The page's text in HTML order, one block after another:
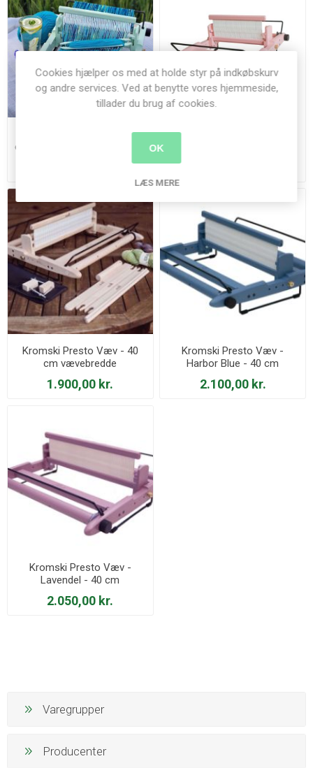
Kromski Presto Væv - 25
cm vævebredde - Mintgrøn -
Kromski Presto Væv - 25
Kromski Presto Væv - 40
cm vævebredde
1.900,00 kr.
Kromski Presto Væv -
Harbor Blue - 40 cm
vævebredde - 2026
2.100,00 kr.
Kromski Presto Væv -
Lavendel - 40 cm
vævebredde - 2025
2.050,00 kr.
Varegrupper
Producenter
Cookies hjælper os med at holde styr på indkøbskurv
og andre services. Ved at benytte vores hjemmeside,
tillader du brug af cookies.
OK
LÆS MERE